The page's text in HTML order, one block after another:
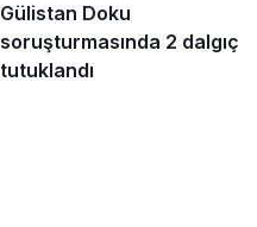
Gülistan Doku
soruşturmasında 2 dalgıç
tutuklandı